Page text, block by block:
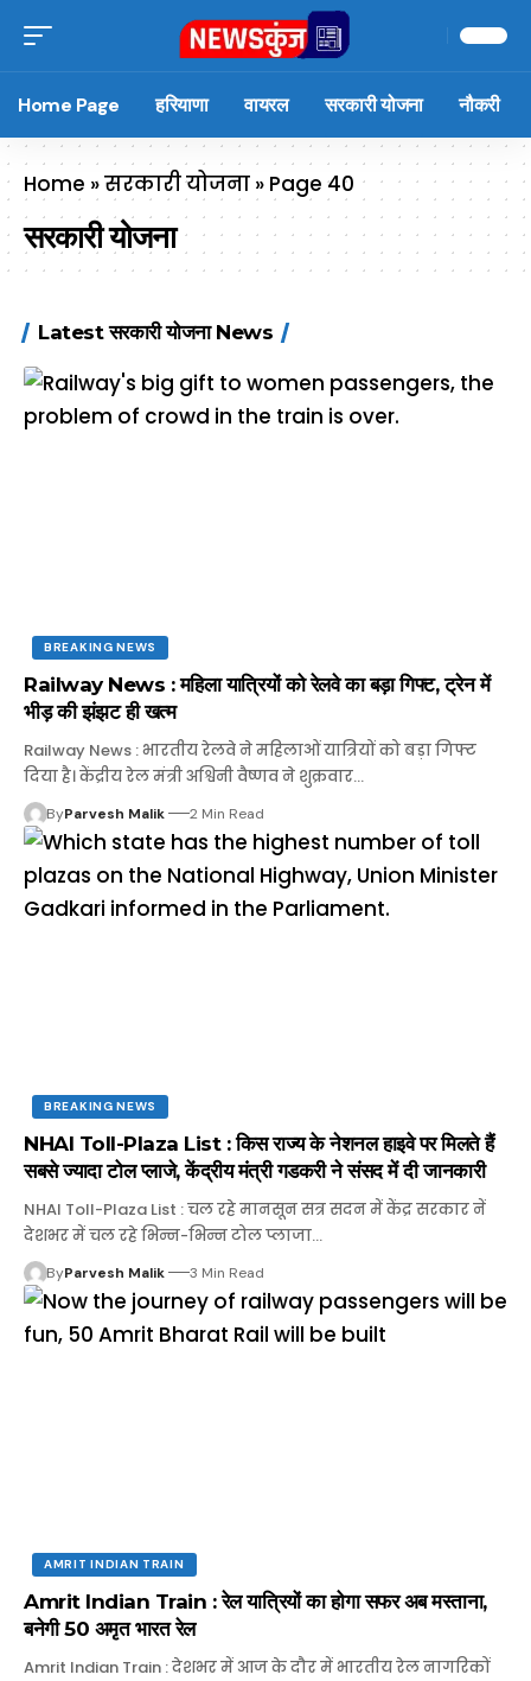
Home Page हरियाणा वायरल सरकारी योजना नौकरी
Home »सरकारी योजना » Page 40
सरकारी योजना
Latest सरकारी योजना News
BREAKING NEWS
Railway News : महिला यात्रियों को रेलवे का बड़ा गिफ्ट, ट्रेन में
भीड़ की झंझट ही खत्म
Railway News : भारतीय रेलवे ने महिलाओं यात्रियों को बड़ा गिफ्ट
दिया है। केंद्रीय रेल मंत्री अश्विनी वैष्णव ने शुक्रवार…
ByParvesh Malik 2 Min Read
BREAKING NEWS
NHAI Toll-Plaza List : किस राज्‍य के नेशनल हाइवे पर मिलते हैं
सबसे ज्‍यादा टोल प्लाजे, केंद्रीय मंत्री गडकरी ने संसद में दी जानकारी
NHAI Toll-Plaza List : चल रहे मानसून सत्र सदन में केंद्र सरकार नें
देशभर में चल रहे भिन्न-भिन्न टोल प्लाजा…
ByParvesh Malik 3 Min Read
AMRIT INDIAN TRAIN
Amrit Indian Train : रेल यात्रियों का होगा सफर अब मस्ताना,
बनेगी 50 अमृत भारत रेल
Amrit Indian Train : देशभर में आज के दौर में भारतीय रेल नागरिकों